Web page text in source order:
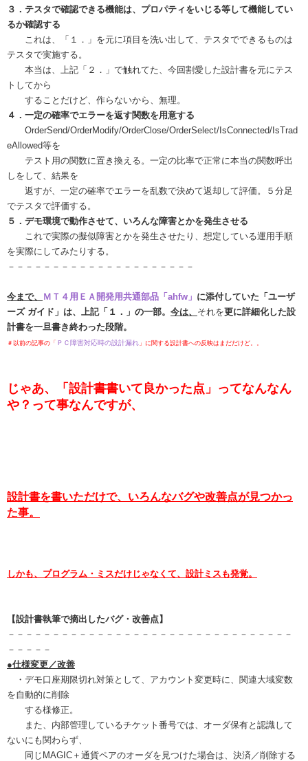
３．テスタで確認できる機能は、プロパティをいじる等して機能してい
るか確認する
これは、「１．」を元に項目を洗い出して、テスタでできるものは
テスタで実施する。
本当は、上記「２．」で触れてた、今回割愛した設計書を元にテス
トしてから
することだけど、作らないから、無理。
４．一定の確率でエラーを返す関数を用意する
OrderSend/OrderModify/OrderClose/OrderSelect/IsConnected/IsTrad
eAllowed等を
テスト用の関数に置き換える。一定の比率で正常に本当の関数呼出
しをして、結果を
返すが、一定の確率でエラーを乱数で決めて返却して評価。５分足
でテスタで評価する。
５．デモ環境で動作させて、いろんな障害とかを発生させる
これで実際の擬似障害とかを発生させたり、想定している運用手順
を実際にしてみたりする。
－－－－－－－－－－－－－－－－－－－－－
今まで、 ＭＴ４用ＥＡ開発用共通部品「ahfw」 に添付していた「ユーザ
ーズ ガイド」は、上記「１．」の一部。 今は、 それを更に詳細化した設
計書を一旦書き終わった段階。
＃以前の記事の「 ＰＣ障害対応時の設計漏れ 」に関する設計書への反映はまだだけど。。
じゃあ、「設計書書いて良かった点」ってなんなん
や？ って事なんですが、
設計書を書いただけで、いろんなバグや改善点が見つかっ
た事。
しかも、プログラム・ミスだけじゃなくて、設計ミスも発覚。
【設計書執筆で摘出したバグ・改善点】
－－－－－－－－－－－－－－－－－－－－－－－－－－－－－－－－
－－－－－
●仕様変更／改善
・デモ口座期限切れ対策として、アカウント変更時に、関連大域変数
を自動的に削除
する様修正。
また、内部管理しているチケット番号では、オーダ保有と認識して
ないにも関わらず、
同じMAGIC＋通貨ペアのオーダを見つけた場合は、決済／削除する